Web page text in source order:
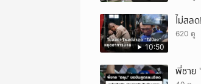
10:50
ไม่สล
620 ดู
พี่ชาย